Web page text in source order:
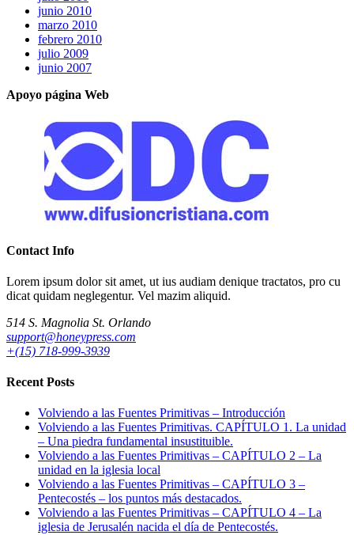
junio 2010
marzo 2010
febrero 2010
julio 2009
junio 2007
Apoyo página Web
Contact Info
Lorem ipsum dolor sit amet, ut ius audiam denique tractatos, pro cu
dicat quidam neglegentur. Vel mazim aliquid.
514 S. Magnolia St. Orlando
support@honeypress.com
+(15) 718-999-3939
Recent Posts
Volviendo a las Fuentes Primitivas – Introducción
Volviendo a las Fuentes Primitivas. CAPÍTULO 1. La unidad
– Una piedra fundamental insustituible.
Volviendo a las Fuentes Primitivas – CAPÍTULO 2 – La
unidad en la iglesia local
Volviendo a las Fuentes Primitivas – CAPÍTULO 3 –
Pentecostés – los puntos más destacados.
Volviendo a las Fuentes Primitivas – CAPÍTULO 4 – La
iglesia de Jerusalén nacida el día de Pentecostés.